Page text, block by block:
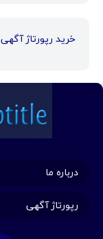
خرید رپورتاژ آگهی
درباره ما
رپورتاژ آگهی